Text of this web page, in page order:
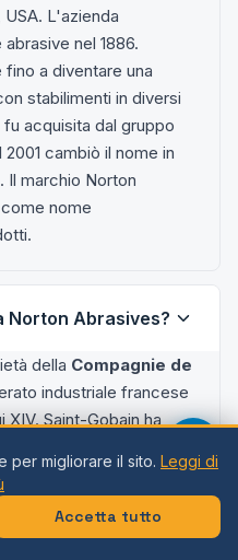
L'azienda
nel 1886.
a diventare una
stabilimenti in diversi
acquisita dal gruppo
cambiò il nome in
Il marchio Norton
nome
Norton Abrasives?
della Compagnie de
industriale francese
XIV. Saint-Gobain ha
Gobain è una società
con un fatturato di
160.000 dipendenti
per migliorare il sito. Leggi di
Accetta tutto